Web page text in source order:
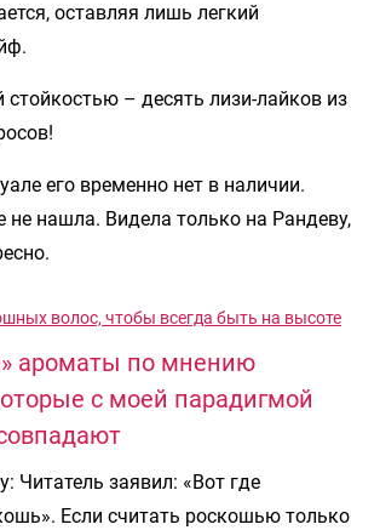
оставляя лишь легкий
стойкостью – десять лизи-лайков из
его временно нет в наличии.
не нашла. Видела только на Рандеву,
волос, чтобы всегда быть на высоте
ароматы по мнению
с моей парадигмой
Читатель заявил: «Вот где
Если считать роскошью только